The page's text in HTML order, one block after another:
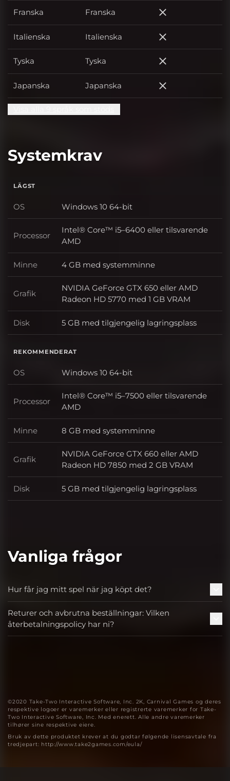
Franska
Franska
Franska
Italienska
Italienska
Italienska
Tyska
Tyska
Tyska
Japanska
Japanska
Japanska
Systemkrav
LÄGST
OS OS
Windows 10 64-bit
Processor Processor
Intel® Core™ i5–6400 eller tilsvarende
AMD
Minne Minne
4 GB med systemminne
Grafik Grafik
NVIDIA GeForce GTX 650 eller AMD
Radeon HD 5770 med 1 GB VRAM
Disk Disk
5 GB med tilgjengelig lagringsplass
REKOMMENDERAT
OS OS
Windows 10 64-bit
Processor Processor
Intel® Core™ i5–7500 eller tilsvarende
AMD
Minne Minne
8 GB med systemminne
Grafik Grafik
NVIDIA GeForce GTX 660 eller AMD
Radeon HD 7850 med 2 GB VRAM
Disk Disk
5 GB med tilgjengelig lagringsplass
Vanliga frågor
Hur får jag mitt spel när jag köpt det?
Returer och avbrutna beställningar: Vilken
återbetalningspolicy har ni?
©2020 Take-Two Interactive Software, Inc. 2K, Carnival Games og deres
respektive logoer er varemerker eller registrerte varemerker for Take-
Two Interactive Software, Inc. Med enerett. Alle andre varemerker
tilhører sine respektive eiere.
Bruk av dette produktet krever at du godtar følgende lisensavtale fra
tredjepart: http://www.take2games.com/eula/